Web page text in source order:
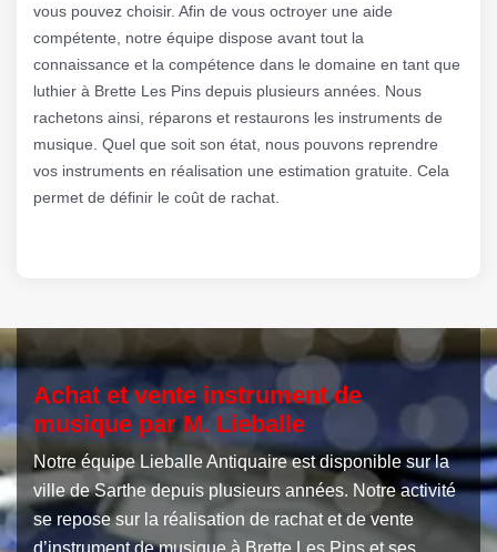
vous pouvez choisir. Afin de vous octroyer une aide
compétente, notre équipe dispose avant tout la
connaissance et la compétence dans le domaine en tant que
luthier à Brette Les Pins depuis plusieurs années. Nous
rachetons ainsi, réparons et restaurons les instruments de
musique. Quel que soit son état, nous pouvons reprendre
vos instruments en réalisation une estimation gratuite. Cela
permet de définir le coût de rachat.
Achat et vente instrument de
musique par M. Lieballe
Notre équipe Lieballe Antiquaire est disponible sur la
ville de Sarthe depuis plusieurs années. Notre activité
se repose sur la réalisation de rachat et de vente
d’instrument de musique à Brette Les Pins et ses